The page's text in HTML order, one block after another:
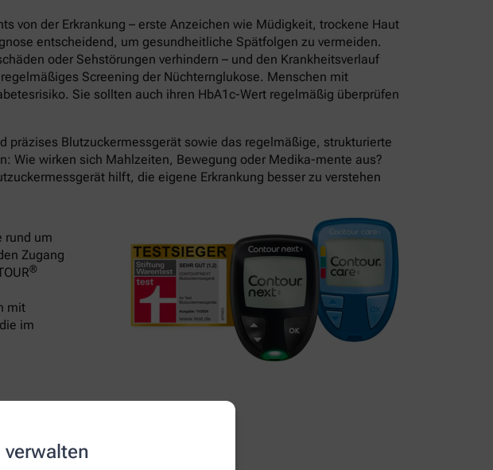
von der Erkrankung – erste Anzeichen wie Müdigkeit, trockene Haut
entscheidend, um gesundheitliche Spätfolgen zu vermeiden.
oder Sehstörungen verhindern – und den Krankheitsverlauf
Screening der Nüchternglukose. Menschen mit
Sie sollten auch ihren HbA1c-Wert regelmäßig überprüfen
präzises Blutzuckermessgerät sowie das regelmäßige, strukturierte
Wie wirken sich Mahlzeiten, Bewegung oder Medika-mente aus?
hilft, die eigene Erkrankung besser zu verstehen
rund um
Zugang
®
mit
im
statt Teststreifen wegwerfen